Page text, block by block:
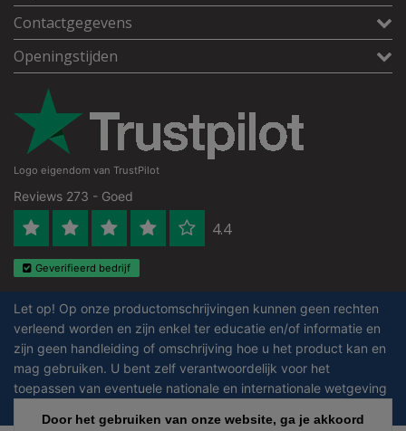
Contactgegevens
Openingstijden
Logo eigendom van TrustPilot
Reviews 273 - Goed
4.4
Geverifieerd bedrijf
Let op! Op onze productomschrijvingen kunnen geen rechten
verleend worden en zijn enkel ter educatie en/of informatie en
zijn geen handleiding of omschrijving hoe u het product kan en
mag gebruiken. U bent zelf verantwoordelijk voor het
toepassen van eventuele nationale en internationale wetgeving
Door het gebruiken van onze website, ga je akkoord
Door het gebruiken van onze website, ga je akkoord